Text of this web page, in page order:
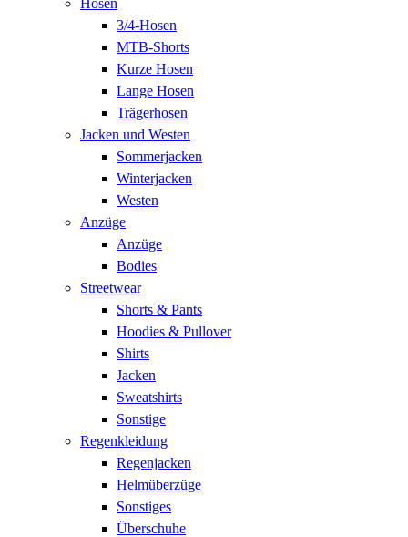
3/4-Hosen
MTB-Shorts
Kurze Hosen
Lange Hosen
Trägerhosen
Jacken und Westen
Sommerjacken
Winterjacken
Westen
Anzüge
Anzüge
Bodies
Streetwear
Shorts & Pants
Hoodies & Pullover
Shirts
Jacken
Sweatshirts
Sonstige
Regenkleidung
Regenjacken
Helmüberzüge
Sonstiges
Überschuhe